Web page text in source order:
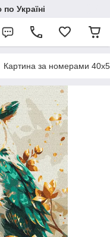
Україні
Картина за номерами